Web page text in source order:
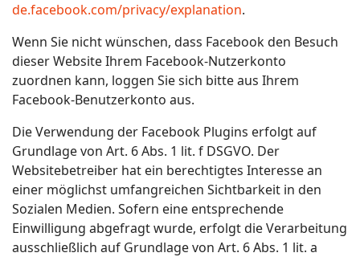
de.facebook.com/privacy/explanation.
Wenn Sie nicht wünschen, dass Facebook den Besuch
dieser Website Ihrem Facebook-Nutzerkonto
zuordnen kann, loggen Sie sich bitte aus Ihrem
Facebook-Benutzerkonto aus.
Die Verwendung der Facebook Plugins erfolgt auf
Grundlage von Art. 6 Abs. 1 lit. f DSGVO. Der
Websitebetreiber hat ein berechtigtes Interesse an
einer möglichst umfangreichen Sichtbarkeit in den
Sozialen Medien. Sofern eine entsprechende
Einwilligung abgefragt wurde, erfolgt die Verarbeitung
ausschließlich auf Grundlage von Art. 6 Abs. 1 lit. a